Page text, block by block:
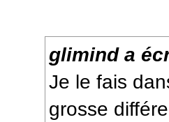
glimind a
Je le fais
grosse